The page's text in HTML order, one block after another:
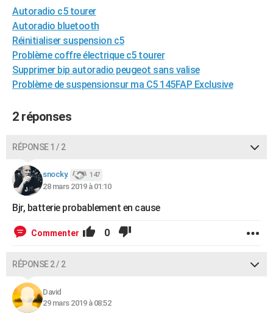
Guides de France
Escapades
Patrimoine
Expositions
Musées
Week-end nature
+LIFESTYLE
Art de vivre
Bien-être
Loisirs
Mode
Modes de vie
SANTE
Alimentation
Guide de la santé
Maladies
Médicaments
Sommeil
Destinations
City break
Voyage nature
Voyage de noces
Forum
Climat
PHOTO
GUIDES D'ACHAT
Carte de Noël
Carte Bonne année
Carte Saint-Valentin
Carte Pâques
Carte d'anniversaire
DICTIONNAIRE
Dictionnaire
Biographies
Citations
Expressions
Proverbes
PROGRAMME TV
COPAINS D'AVANT
S'inscrire
Se connecter
Lycées
Collèges
Primaires
Universités
Entreprises
Service militaire
Avis de recherche
AVIS DE DÉCÈS
FORUM
Bricolage
Lifestyle
Culture
Sport
Auto
Television
Voyage
Cinema
Autoradio c5 tourer
Autoradio bluetooth
Réinitialiser suspension c5
Problème coffre électrique c5 tourer
Supprimer bip autoradio peugeot sans valise
Problème de suspensionsur ma C5 145FAP Exclusive
2 réponses
RÉPONSE 1 / 2
snocky. 147
28 mars 2019 à 01:10
Bjr, batterie probablement en cause
Commenter 0
RÉPONSE 2 / 2
David
29 mars 2019 à 08:52